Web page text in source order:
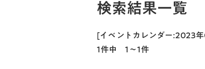
検索結果一覧
[イベントカレンダー:2023
1件中 1～1件